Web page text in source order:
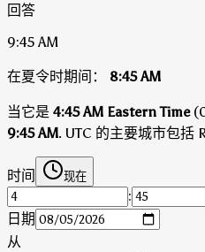
回答
9:45 AM
在夏令时期间： 8:45 AM
当它是 4:45 AM Eastern Time
9:45 AM. UTC 的主要城市包括
时间 现在
:
日期
从